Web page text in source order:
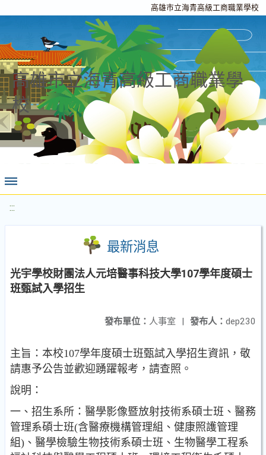
高雄市立海青高級工商職業學校
高雄市立海青高級工商職業學
校
:::
最新消息
光宇學校財團法人元培醫事科技大學107學年度碩士
班甄試入學招生
發布人： dep230
發布單位： 人事室 |
主旨：本校107學年度碩士班甄試入學招生資訊，敬
請惠予公告並歡迎踴躍報考，請查照。
說明：
一、招生系所：醫學影像暨放射技術系碩士班、醫務
管理系碩士班(含醫療機構管理組、健康照護管理
組)、醫學檢驗生物技術系碩士班、生物醫學工程系